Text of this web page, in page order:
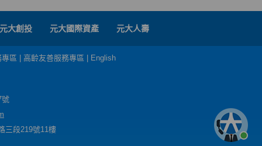
元大創投 元大國際資產 元大人壽
區 高齡友善服務專區 English
號
三段219號11樓